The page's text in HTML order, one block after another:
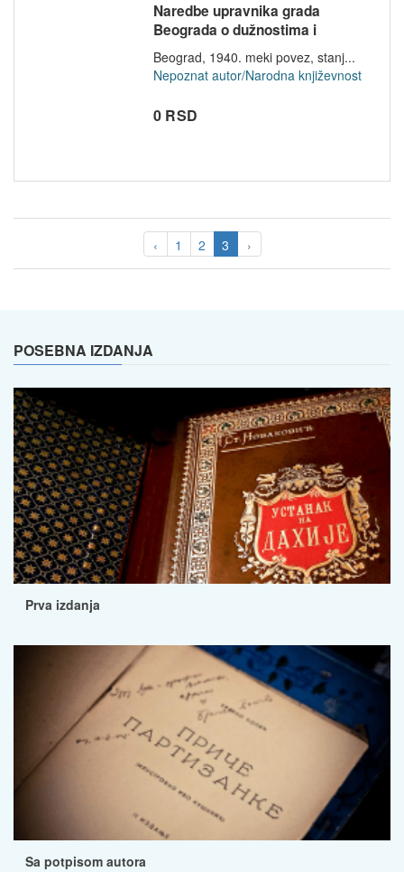
Naredbe upravnika grada
Beograda o dužnostima i
obavezama u...
Beograd, 1940. meki povez, stanj...
Nepoznat autor/Narodna književnost
0 RSD
‹ 1 2 3 ›
POSEBNA IZDANJA
Prva izdanja
Sa potpisom autora